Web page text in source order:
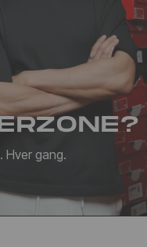
Hver gang.